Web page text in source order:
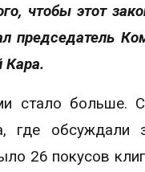
чтобы этот
председатель
Кара.
стало больше.
где обсуждали
26 покусов